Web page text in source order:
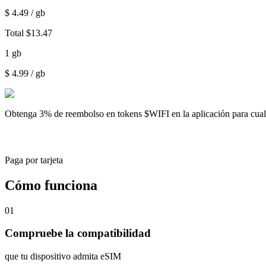
$ 4.49 / gb
Total $13.47
1 gb
$ 4.99 / gb
Obtenga 3% de reembolso en tokens $WIFI en la aplicación para
Paga por tarjeta
Cómo funciona
01
Compruebe la compatibilidad
que tu dispositivo admita eSIM